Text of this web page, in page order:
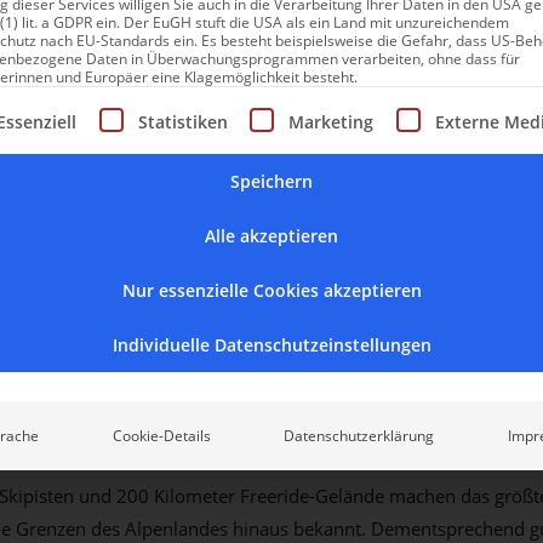
und grünen Wiesen
eine Stunde von
,
mit den Lechtaler Alpen im Norden und der Verwallgruppe
und 200 Kilometer Freeride-Gelände machen das
Grenzen des Alpenlandes hinaus bekannt. Dementsprechend
dieser Services willigen Sie auch in die Verarbeitung Ihrer Daten in den USA
lit. a GDPR ein. Der EuGH stuft die USA als ein Land mit unzureichendem
nach EU-Standards ein. Es besteht beispielsweise die Gefahr, dass US-
Daten in Überwachungsprogrammen verarbeiten, ohne dass für
und Europäer eine Klagemöglichkeit besteht.
eine Liste der Service-Gruppen, für die eine Einwilligung
Statistiken Marketing Externe
Speichern
Alle akzeptieren
Nur essenzielle Cookies akzeptieren
Individuelle Datenschutzeinstellungen
Cookie-Details Datenschutzerklärung